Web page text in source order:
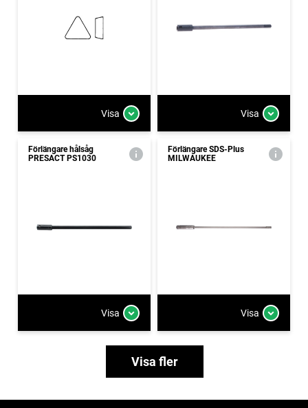
Visa Visa
Förlängare hålsåg
PRESACT PS1030
Visa
Förlängare SDS-Plus
MILWAUKEE
Visa
Visa fler